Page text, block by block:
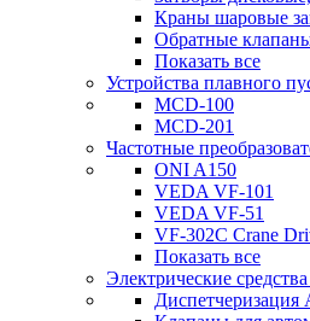
Краны шаровые
Обратные
Показать все
Устройства плавного
MCD-100
MCD-201
Частотные
ONI A150
VEDA VF-101
VEDA VF-51
VF-302C Crane
Показать все
Электрические